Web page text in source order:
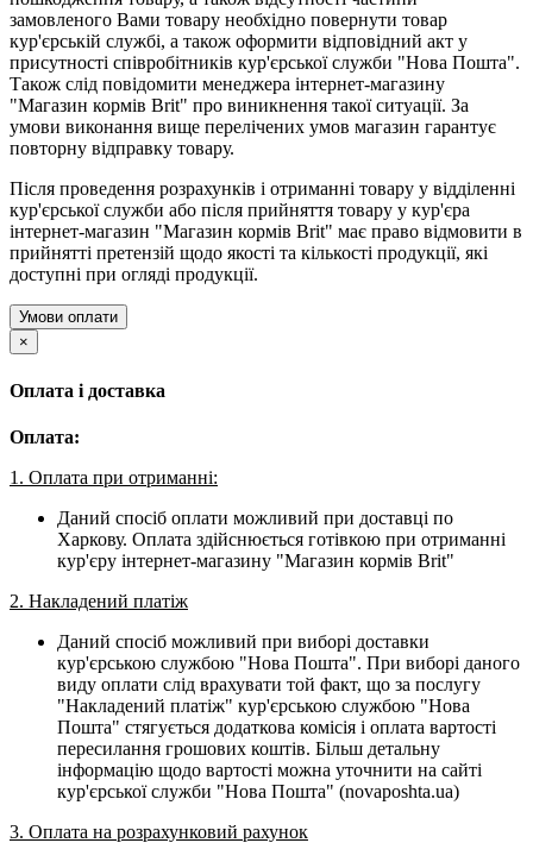
замовленого Вами товару необхідно повернути товар
кур'єрській службі, а також оформити відповідний акт у
присутності співробітників кур'єрської служби "Нова Пошта".
Також слід повідомити менеджера інтернет-магазину
"Магазин кормів Brit" про виникнення такої ситуації. За
умови виконання вище перелічених умов магазин гарантує
повторну відправку товару.
Після проведення розрахунків і отриманні товару у відділенні
кур'єрської служби або після прийняття товару у кур'єра
інтернет-магазин "Магазин кормів Brit" має право відмовити в
прийнятті претензій щодо якості та кількості продукції, які
доступні при огляді продукції.
Умови оплати
×
Оплата і доставка
Оплата:
1. Оплата при отриманні:
Даний спосіб оплати можливий при доставці по
Харкову. Оплата здійснюється готівкою при отриманні
кур'єру інтернет-магазину "Магазин кормів Brit"
2. Накладений платіж
Даний спосіб можливий при виборі доставки
кур'єрською службою "Нова Пошта". При виборі даного
виду оплати слід врахувати той факт, що за послугу
"Накладений платіж" кур'єрською службою "Нова
Пошта" стягується додаткова комісія і оплата вартості
пересилання грошових коштів. Більш детальну
інформацію щодо вартості можна уточнити на сайті
кур'єрської служби "Нова Пошта" (novaposhta.ua)
3. Оплата на розрахунковий рахунок